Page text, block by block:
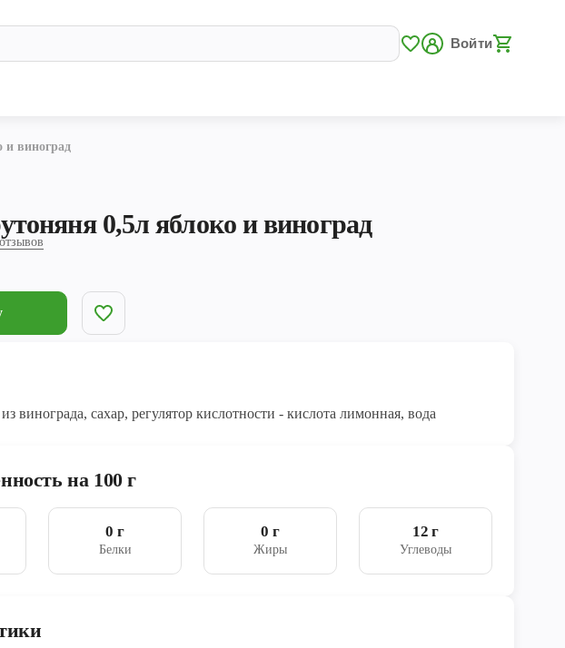
Войти
и виноград
0,5л яблоко и виноград
винограда, сахар, регулятор кислотности - кислота лимонная, вода
на 100 г
0 г
Белки
0 г
Жиры
12 г
Углеводы